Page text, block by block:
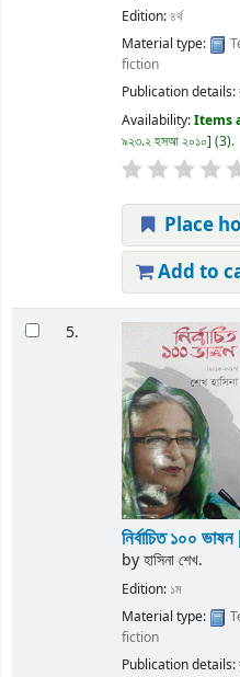
Edition:৪র্থ
Material type:
fiction
Publication details:
Availability:Items
৯২৩.২ হসআ ২০১০ (3).
Place
Add to
5.
নির্বাচিত ১০০ ভাষন
byহাসিনা শেখ.
Edition: ১ম
Material type:
fiction
Publication details: